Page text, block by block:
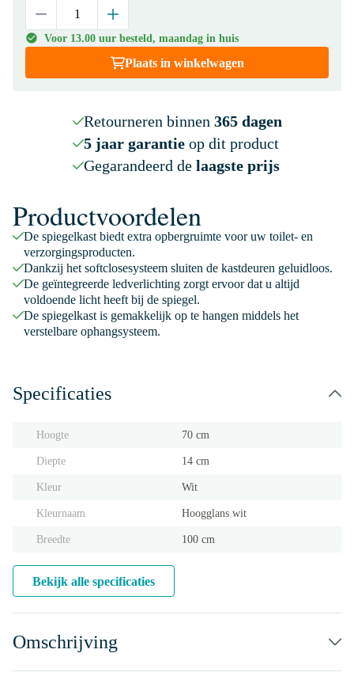
Voor 13.00 uur besteld, maandag in huis
Plaats in winkelwagen
Retourneren binnen 365 dagen
5 jaar garantieop dit product
Gegarandeerd de laagste prijs
Productvoordelen
De spiegelkast biedt extra opbergruimte voor uw toilet- en
verzorgingsproducten.
Dankzij het softclosesysteem sluiten de kastdeuren geluidloos.
De geïntegreerde ledverlichting zorgt ervoor dat u altijd
voldoende licht heeft bij de spiegel.
De spiegelkast is gemakkelijk op te hangen middels het
verstelbare ophangsysteem.
Specificaties
Hoogte 70 cm
Diepte 14 cm
Kleur Wit
Kleurnaam Hoogglans wit
Breedte 100 cm
Bekijk alle specificaties
Omschrijving